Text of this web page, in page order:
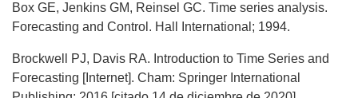
Box GE, Jenkins GM, Reinsel GC. Time series analysis.
Forecasting and Control. Hall International; 1994.
Brockwell PJ, Davis RA. Introduction to Time Series and
Forecasting [Internet]. Cham: Springer International